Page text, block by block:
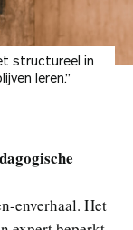
structureel in
leren.”
enverhaal. Het